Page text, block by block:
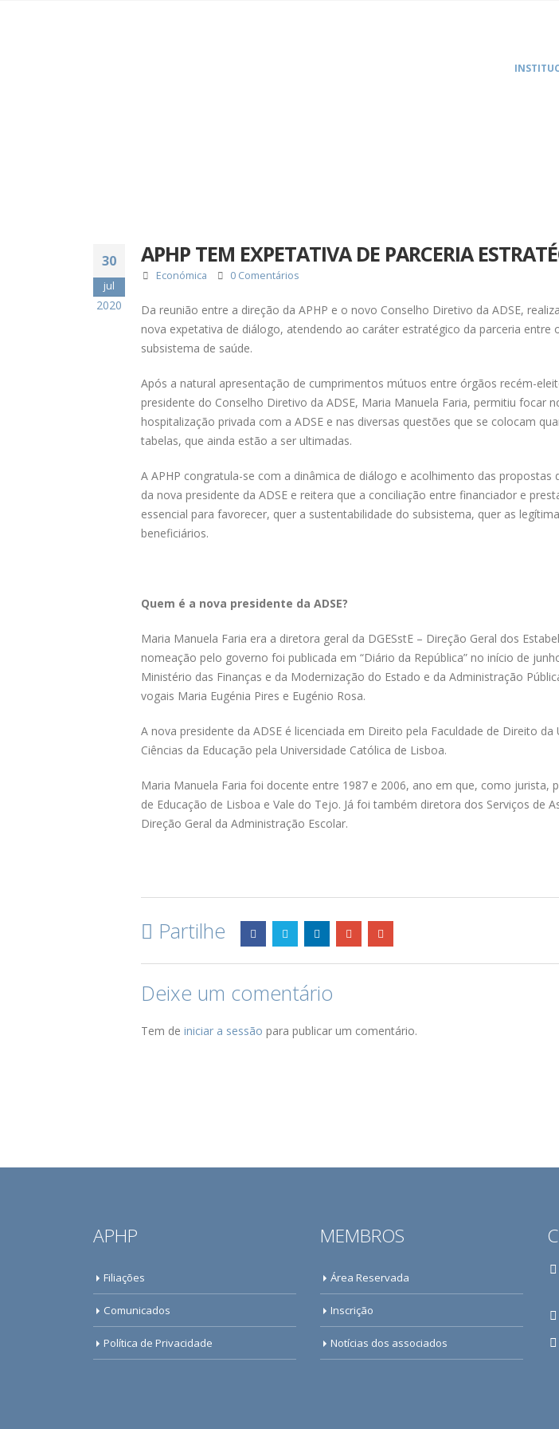
30
jul
2020
APHP TEM EXPETATIVA DE PARCERIA
Económica 0 Comentários
Da reunião entre a direção da APHP e o novo Conselho Diretivo da ADSE,
nova expetativa de diálogo, atendendo ao caráter estratégico da parceria entre
subsistema de saúde.
Após a natural apresentação de cumprimentos mútuos entre órgãos recém-
presidente do Conselho Diretivo da ADSE, Maria Manuela Faria, permitiu focar
hospitalização privada com a ADSE e nas diversas questões que se colocam
tabelas, que ainda estão a ser ultimadas.
A APHP congratula-se com a dinâmica de diálogo e acolhimento das propostas
da nova presidente da ADSE e reitera que a conciliação entre financiador e
essencial para favorecer, quer a sustentabilidade do subsistema, quer as
beneficiários.
Quem é a nova presidente da ADSE?
Maria Manuela Faria era a diretora geral da DGESstE – Direção Geral dos
nomeação pelo governo foi publicada em “Diário da República” no início de
Ministério das Finanças e da Modernização do Estado e da Administração
vogais Maria Eugénia Pires e Eugénio Rosa.
A nova presidente da ADSE é licenciada em Direito pela Faculdade de Direito
Ciências da Educação pela Universidade Católica de Lisboa.
Maria Manuela Faria foi docente entre 1987 e 2006, ano em que, como jurista,
de Educação de Lisboa e Vale do Tejo. Já foi também diretora dos Serviços de
Direção Geral da Administração Escolar.
Partilhe
Deixe um comentário
Tem de iniciar a sessão para publicar um comentário.
APHP
Filiações
Comunicados
Política de Privacidade
MEMBROS
Área Reservada
Inscrição
Notícias dos associados